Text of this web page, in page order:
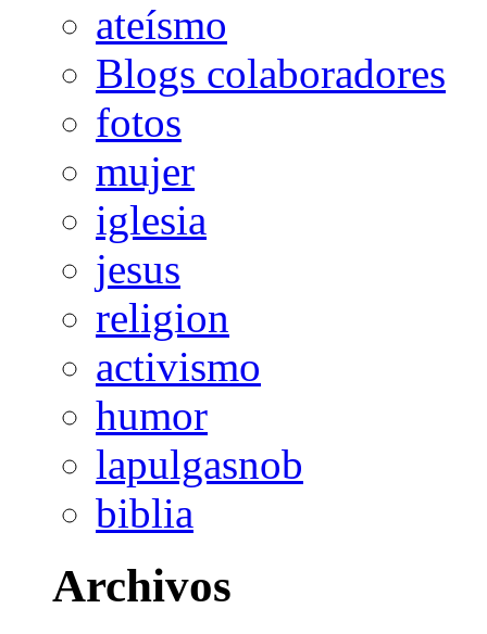
ateísmo
Blogs colaboradores
fotos
mujer
iglesia
jesus
religion
activismo
humor
lapulgasnob
biblia
Archivos